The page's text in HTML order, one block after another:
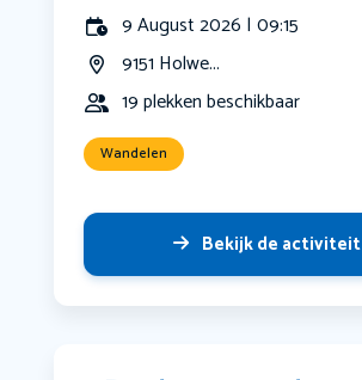
9 August 2026 | 09:15
9151 Holwe...
19 plekken beschikbaar
Wandelen
Bekijk de activiteit